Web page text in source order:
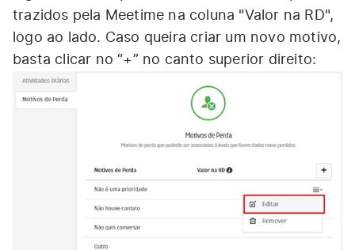
trazidos pela Meetime na coluna "Valor na RD",
logo ao lado. Caso queira criar um novo motivo,
basta clicar no “+” no canto superior direito: